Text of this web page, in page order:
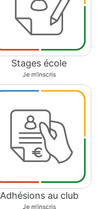
Stages école
Je m’inscris
Adhésions au club
Je m’inscris